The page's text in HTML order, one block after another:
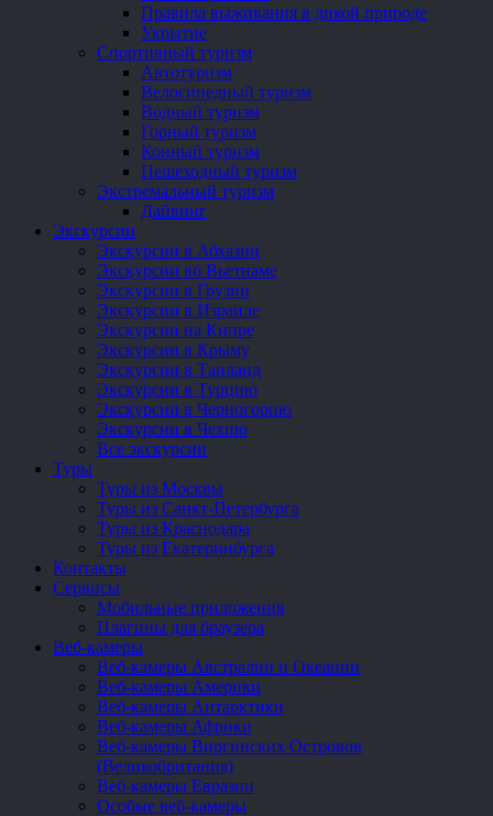
Правила выживания в дикой природе
Укрытие
Спортивный туризм
Автотуризм
Велосипедный туризм
Водный туризм
Горный туризм
Конный туризм
Пешеходный туризм
Экстремальный туризм
Дайвинг
Экскурсии
Экскурсии в Абхазии
Экскурсии во Вьетнаме
Экскурсии в Грузии
Экскурсии в Израиле
Экскурсии на Кипре
Экскурсии в Крыму
Экскурсии в Таиланд
Экскурсии в Турцию
Экскурсии в Черногорию
Экскурсии в Чехию
Все экскурсии
Туры
Туры из Москвы
Туры из Санкт-Петербурга
Туры из Краснодара
Туры из Екатеринбурга
Контакты
Сервисы
Мобильные приложения
Плагины для браузера
Веб-камеры
Веб-камеры Австралии и Океании
Веб-камеры Америки
Веб-камеры Антарктики
Веб-камеры Африки
Веб-камеры Виргинских Островов
(Великобритания)
Веб-камеры Евразии
Особые веб-камеры